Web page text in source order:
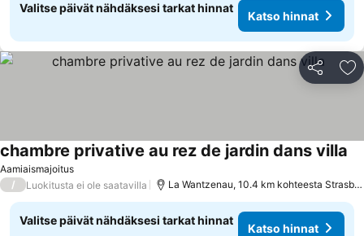
Valitse päivät nähdäksesi tarkat hinnat
Katso hinnat
Jaa
Aamiaismajoitus
chambre privative au rez de jardin dans villa
/ Luokitusta ei ole saatavilla La Wantzenau, 10.4 km kohteesta Strasbourg
Valitse päivät nähdäksesi tarkat hinnat
Katso hinnat